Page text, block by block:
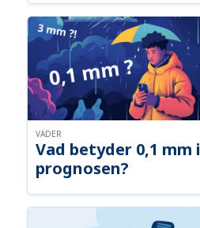
Vad betyder 0,1 mm i
prognosen?
VÄDER